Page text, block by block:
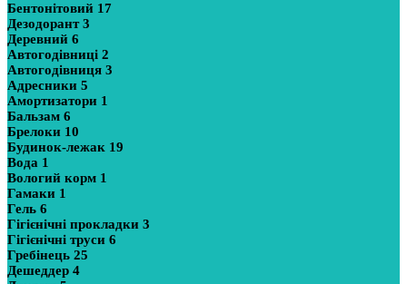
Бентонітовий 17
Дезодорант3
Деревний 6
Автогодівниці 2
Автогодівниця 3
Адресники 5
Амортизатори 1
Бальзам 6
Брелоки 10
Будинок-лежак 19
Вода 1
Вологий корм 1
Гамаки 1
Гель 6
Гігієнічні прокладки 3
Гігієнічні труси 6
Гребінець 25
Дешеддер 4